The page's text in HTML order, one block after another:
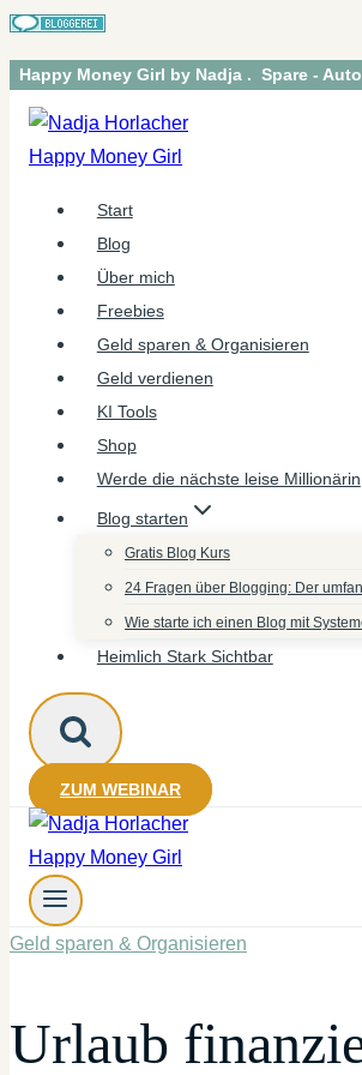
Zum
Inhalt
Happy Money Girl by Nadja . Spare -
Start
Blog
Über mich
Freebies
Geld sparen & Organisieren
Geld verdienen
KI Tools
Shop
Werde die nächste leise Millionärin
Blog starten
Gratis Blog Kurs
24 Fragen über Blogging: Der
Wie starte ich einen Blog mit
Heimlich Stark Sichtbar
ZUM WEBINAR
Geld sparen & Organisieren
Urlaub